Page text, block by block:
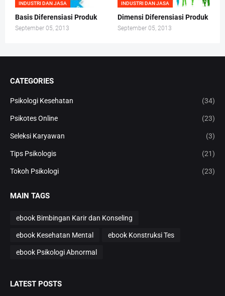
INDUSTRI DAN JASA
Basis Diferensiasi Produk
September 05, 2013
INDUSTRI DAN JASA
Dimensi Diferensiasi Produk
September 05, 2013
CATEGORIES
Psikologi Kesehatan (34)
Psikotes Online (23)
Seleksi Karyawan (3)
Tips Psikologis (21)
Tokoh Psikologi (23)
MAIN TAGS
ebook Bimbingan Karir dan Konseling
ebook Kesehatan Mental ebook Konstruksi Tes
ebook Psikologi Abnormal
LATEST POSTS